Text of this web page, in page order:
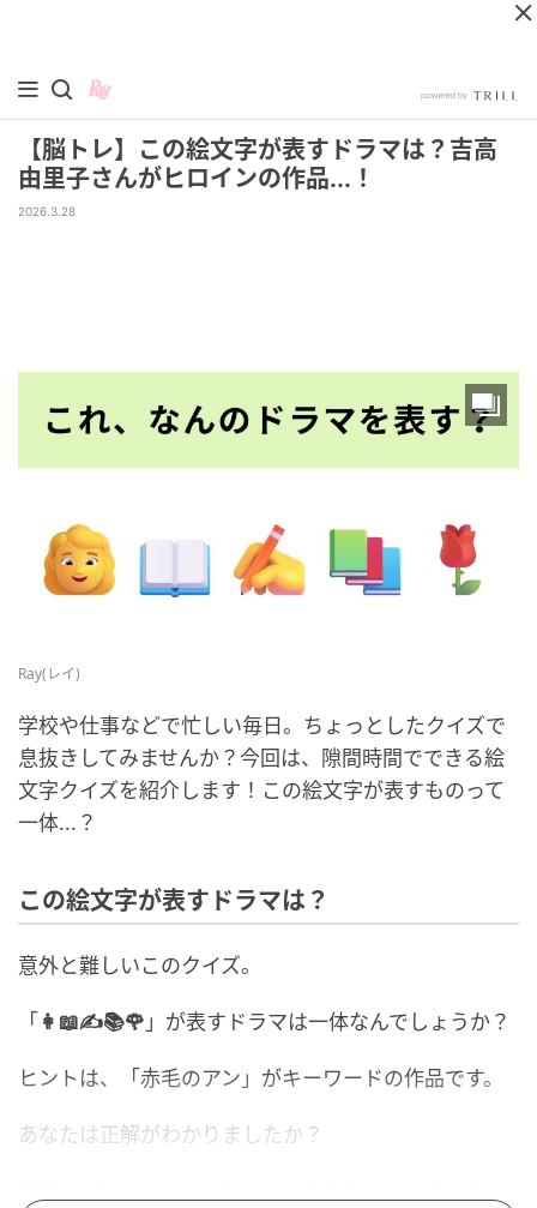
【脳トレ】この絵文字が表すドラマは？吉高
由里子さんがヒロインの作品...！
2026.3.28
Ray(レイ)
学校や仕事などで忙しい毎日。ちょっとしたクイズで
息抜きしてみませんか？今回は、隙間時間でできる絵
文字クイズを紹介します！この絵文字が表すものって
一体...？
この絵文字が表すドラマは？
意外と難しいこのクイズ。
「👩📖✍️📚🌹 」が表すドラマは一体なんでしょうか？
ヒントは、「赤毛のアン」がキーワードの作品です。
あなたは正解がわかりましたか？